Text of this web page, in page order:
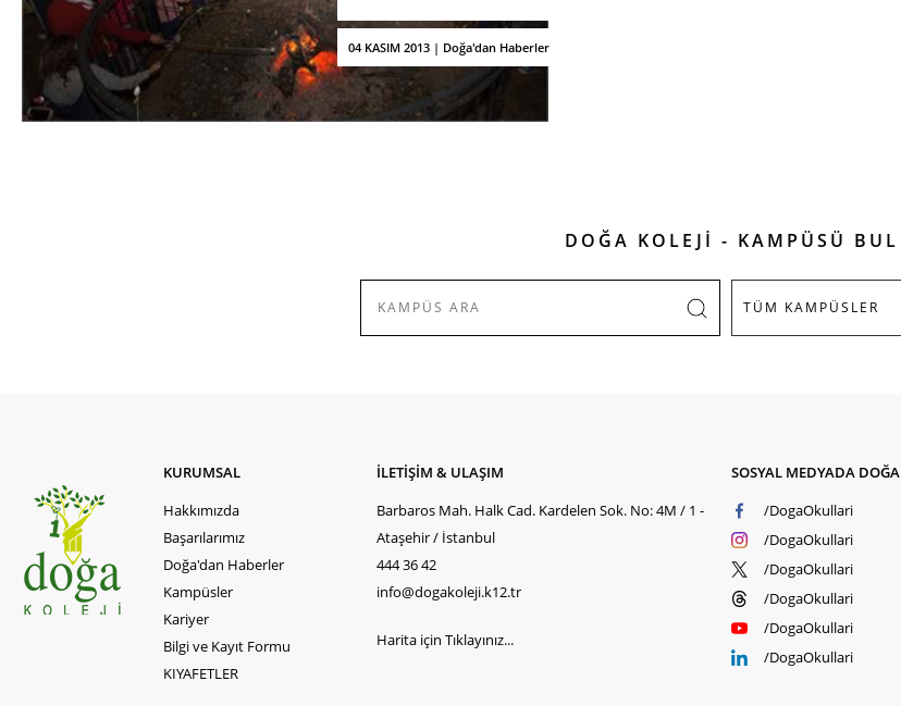
04 KASIM 2013 | Doğa'dan Haberler
DOĞA KOLEJİ - KAMPÜSÜ BUL
KURUMSAL
Hakkımızda
Başarılarımız
Doğa'dan Haberler
Kampüsler
Kariyer
Bilgi ve Kayıt Formu
KIYAFETLER
İLETİŞİM & ULAŞIM
Barbaros Mah. Halk Cad. Kardelen Sok. No: 4M / 1 -
Ataşehir / İstanbul
444 36 42
info@dogakoleji.k12.tr
Harita için Tıklayınız...
SOSYAL MEDYADA DOĞA
/DogaOkullari
/DogaOkullari
/DogaOkullari
/DogaOkullari
/DogaOkullari
/DogaOkullari